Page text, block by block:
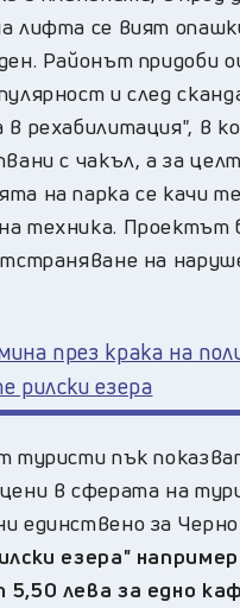
лифта се вият
Районът придоби
и след
в рехабилитация", в
с чакъл, а за
на парка се качи
техника. Проектът
на
през крака на
рилски езера
туристи пък
в сферата на
единствено за
езера"
лева за едно